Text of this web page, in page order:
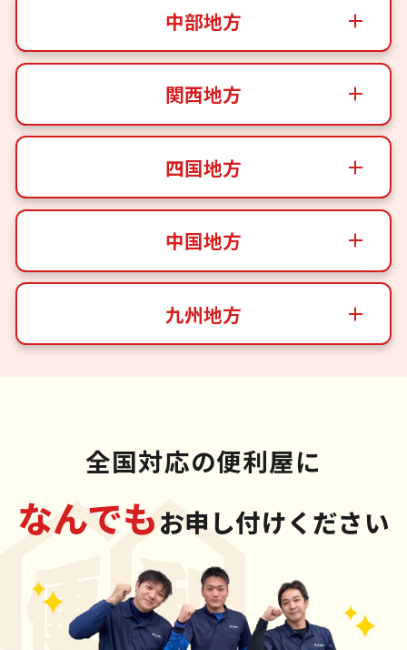
中部地方
関西地方
四国地方
中国地方
九州地方
全国対応の便利屋に
なんでもお申し付けください